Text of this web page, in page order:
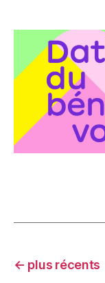
← plus récents